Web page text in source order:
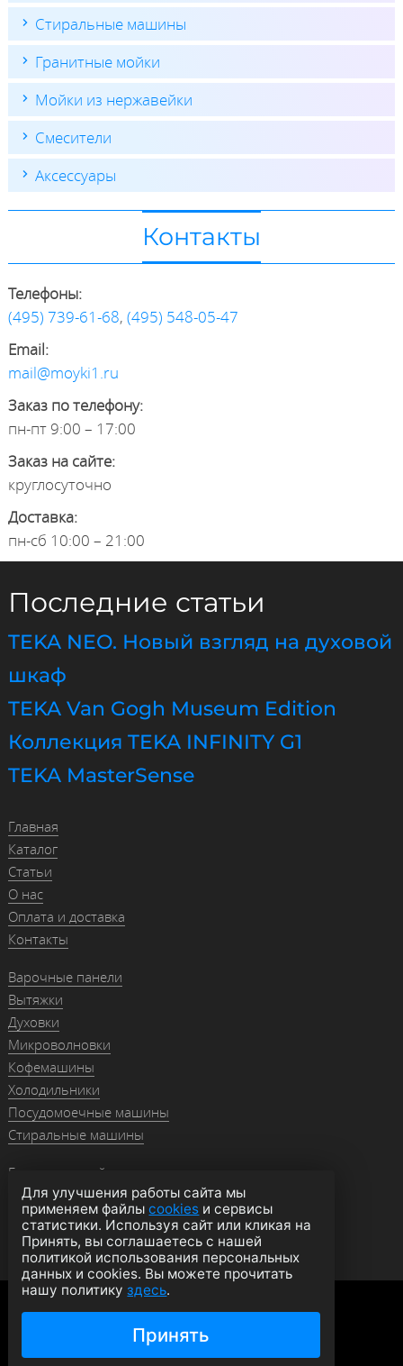
Стиральные машины
Гранитные мойки
Мойки из нержавейки
Смесители
Аксессуары
Контакты
Телефоны:
(495) 739-61-68, (495) 548-05-47
Email:
mail@moyki1.ru
Заказ по телефону:
пн-пт 9:00 – 17:00
Заказ на сайте:
круглосуточно
Доставка:
пн-сб 10:00 – 21:00
Последние статьи
TEKA NEO. Новый взгляд на духовой
шкаф
TEKA Van Gogh Museum Edition
Коллекция TEKA INFINITY G1
TEKA MasterSense
Главная
Каталог
Статьи
О нас
Оплата и доставка
Контакты
Варочные панели
Вытяжки
Духовки
Микроволновки
Кофемашины
Холодильники
Посудомоечные машины
Стиральные машины
Гранитные мойки
Мойки из нержавейки
Смесители
Аксессуары
© 2026 moyki1.ru
Политика конфиденциальности
Согласие на обработку данных
Для улучшения работы сайта мы
применяем файлыcookies и сервисы
статистики. Используя сайт или кликая на
Принять, вы соглашаетесь с нашей
политикой использования персональных
данных и cookies. Вы можете прочитать
нашу политикуздесь.
Принять